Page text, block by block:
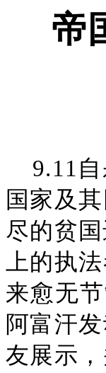
帝
9.11
国家及
尽的贫
上的执
来愈无
阿富汗
友展示